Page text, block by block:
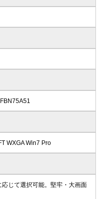
WXGA Win7 Pro
じて選択可能。堅牢・大画面